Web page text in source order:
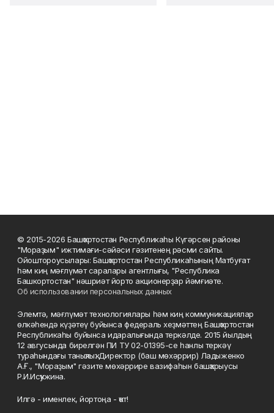
© 2015-2026 Башҡортостан Республикаһы Күгәрсен районы
"Мораҙым" ижтимағи-сәйәси гәзитенең рәсми сайты.
Ойоштороусылары: Башҡортостан Республикаһының Матбуғат
һәм киң мәғлүмәт саралары агентлығы, "Республика
Башкортостан" нәшриәт йорто акционерҙар йәмғиәте.
Об использовании персональных данных
Элемтә, мәғлүмәт технологиялары һәм киң коммуникациялар
өлкәһендә күҙәтеү буйынса федераль хеҙмәттең Башҡортостан
Республикаһы буйынса идаралығында теркәлде. 2015 йылдың
12 авгусында бирелгән ПИ ТУ 02-01395-се һанлы теркәү
тураһындағы таныҡлыҡ. Директор (баш мөхәррир) Ладыженко
А.Ғ., "Мораҙым" гәзите мөхәррире вазифаһын башҡарыусы
Р.И.Исҡужина.
Илгә - именлек, йортоңа - ҡот!